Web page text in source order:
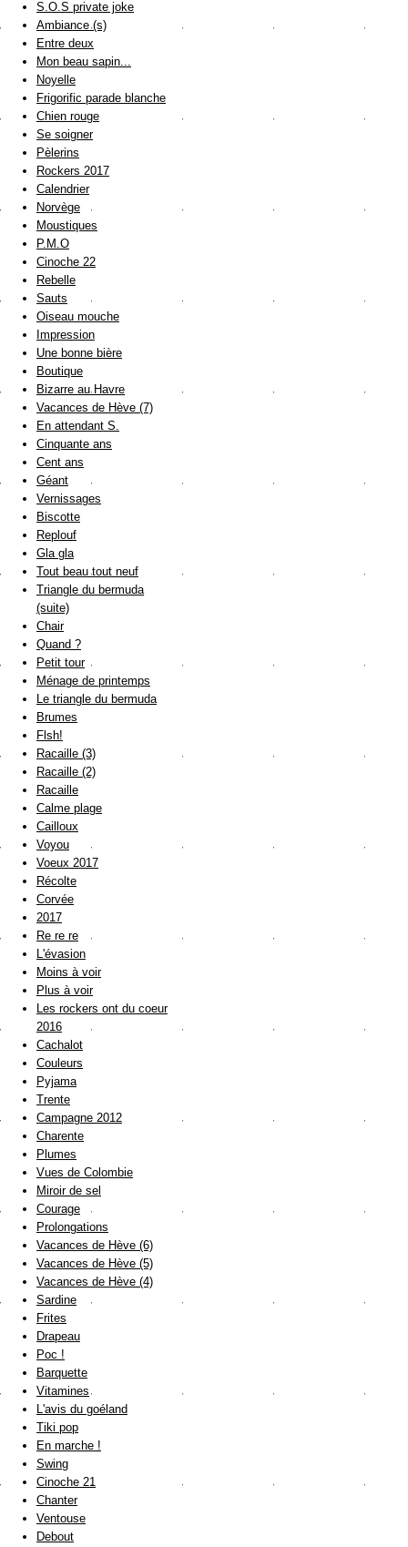
S.O.S private joke
Ambiance (s)
Entre deux
Mon beau sapin...
Noyelle
Frigorific parade blanche
Chien rouge
Se soigner
Pèlerins
Rockers 2017
Calendrier
Norvège
Moustiques
P.M.O
Cinoche 22
Rebelle
Sauts
Oiseau mouche
Impression
Une bonne bière
Boutique
Bizarre au Havre
Vacances de Hève (7)
En attendant S.
Cinquante ans
Cent ans
Géant
Vernissages
Biscotte
Replouf
Gla gla
Tout beau tout neuf
Triangle du bermuda
(suite)
Chair
Quand ?
Petit tour
Ménage de printemps
Le triangle du bermuda
Brumes
Flsh!
Racaille (3)
Racaille (2)
Racaille
Calme plage
Cailloux
Voyou
Voeux 2017
Récolte
Corvée
2017
Re re re
L'évasion
Moins à voir
Plus à voir
Les rockers ont du coeur
2016
Cachalot
Couleurs
Pyjama
Trente
Campagne 2012
Charente
Plumes
Vues de Colombie
Miroir de sel
Courage
Prolongations
Vacances de Hève (6)
Vacances de Hève (5)
Vacances de Hève (4)
Sardine
Frites
Drapeau
Poc !
Barquette
Vitamines
L'avis du goéland
Tiki pop
En marche !
Swing
Cinoche 21
Chanter
Ventouse
Debout